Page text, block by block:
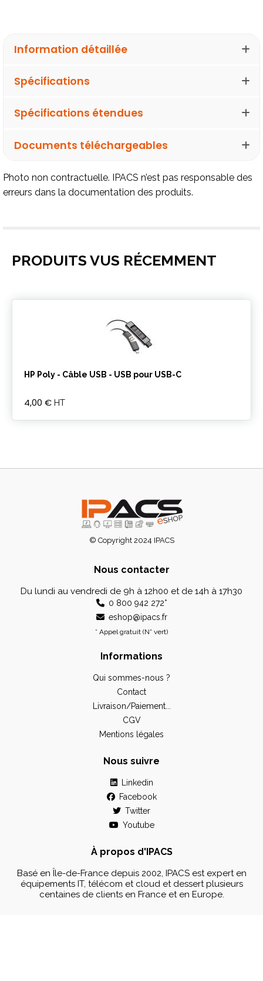
Information détaillée
Spécifications
Spécifications étendues
Documents téléchargeables
Photo non contractuelle. IPACS n’est pas responsable des
erreurs dans la documentation des produits.
PRODUITS VUS RÉCEMMENT
HP Poly - Câble USB - USB pour USB-C
4,00 € HT
© Copyright2024 IPACS
Nous contacter
Du lundi au vendredi de 9h à 12h00 et de 14h à 17h30
0 800 942 272*
eshop@ipacs.fr
* Appel gratuit (N° vert)
Informations
Qui sommes-nous ?
Contact
Livraison/Paiement...
CGV
Mentions légales
Nous suivre
Linkedin
Facebook
Twitter
Youtube
À propos d'IPACS
Basé en Île-de-France depuis 2002, IPACS est expert en
équipements IT, télécom et cloud et dessert plusieurs
centaines de clients en France et en Europe.